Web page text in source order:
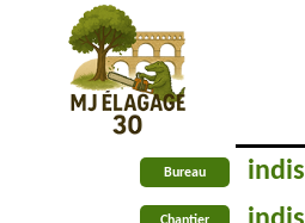
Bureau